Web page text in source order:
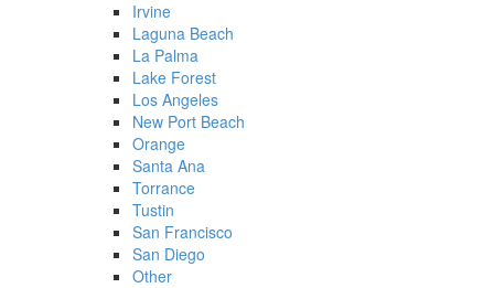
Irvine
Laguna Beach
La Palma
Lake Forest
Los Angeles
New Port Beach
Orange
Santa Ana
Torrance
Tustin
San Francisco
San Diego
Other